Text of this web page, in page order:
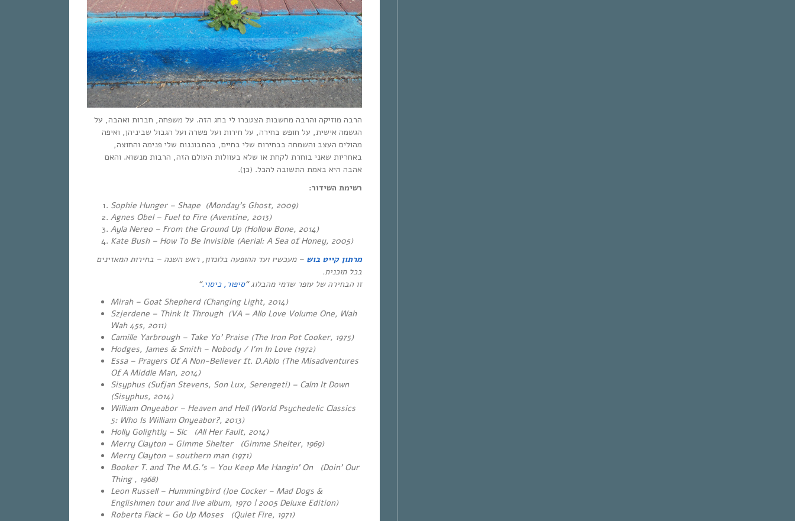
הרבה מוזיקה והרבה מחשבות הצטברו לי בחג הזה. על משפחה, חברות ואהבה, על
הגשמה אישית, על חופש בחירה, על חירות ועל פשרה ועל הגבול שביניהן, ואיפה
מהולים העצב והשמחה בבחירות שלי בחיים, בהתבוננות שלי פנימה והחוצה,
באחריות שאני בוחרת לקחת או שלא בעוולות העולם הזה, הרבות מנשוא. והאם
אהבה היא באמת התשובה להכל. (כן).
רשימת השידור:
Sophie Hunger – Shape (Monday’s Ghost, 2009)
Agnes Obel – Fuel to Fire (Aventine, 2013)
Ayla Nereo – From the Ground Up (Hollow Bone, 2014)
Kate Bush – How To Be Invisible (Aerial: A Sea of Honey, 2005)
מרתון קייט בוש – מעכשיו ועד ההופעה בלונדון, ראש השנה – בחירות המאזינים
בכל תוכנית.
זו הבחירה של עופר שדמי מהבלוג “סיפור, כיסוי.“
Mirah – Goat Shepherd (Changing Light, 2014)
Szjerdene – Think It Through (VA – Allo Love Volume One, Wah
Wah 45s, 2011)
Camille Yarbrough – Take Yo’ Praise (The Iron Pot Cooker, 1975)
Hodges, James & Smith – Nobody / I’m In Love (1972)
Essa – Prayers Of A Non-Believer ft. D.Ablo (The Misadventures
Of A Middle Man, 2014)
Sisyphus (Sufjan Stevens, Son Lux, Serengeti) – Calm It Down
(Sisyphus, 2014)
William Onyeabor – Heaven and Hell (World Psychedelic Classics
5: Who Is William Onyeabor?, 2013)
Holly Golightly – Slc (All Her Fault, 2014)
Merry Clayton – Gimme Shelter (Gimme Shelter, 1969)
Merry Clayton – southern man (1971)
Booker T. and The M.G.’s – You Keep Me Hangin’ On (Doin’ Our
Thing , 1968)
Leon Russell – Hummingbird (Joe Cocker – Mad Dogs &
Englishmen tour and live album, 1970 | 2005 Deluxe Edition)
Roberta Flack – Go Up Moses (Quiet Fire, 1971)